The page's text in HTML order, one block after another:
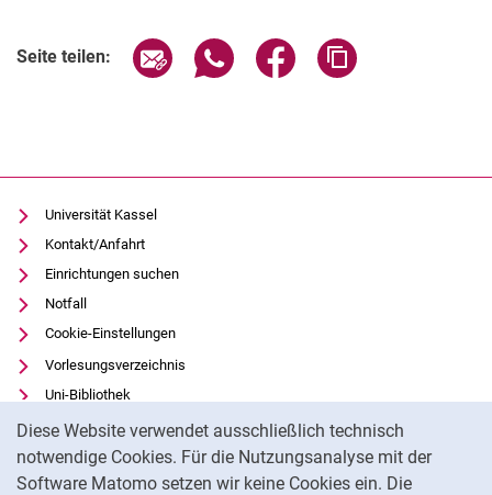
Diese Website verwendet ausschließlich technisch
notwendige Cookies. Für die Nutzungsanalyse mit der
Software Matomo setzen wir keine Cookies ein. Die
Seite teilen: Seite über E-Mail teilen
Seite über WhatsApp teilen
Seite über Facebook
Universität Kassel
Kontakt/Anfahrt
Einrichtungen suchen
Notfall
Cookie-Einstellungen
Vorlesungsverzeichnis
Uni-Bibliothek
Moodle
Panopto
Datenschutz